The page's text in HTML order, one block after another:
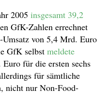
2005 insgesamt 39,2
GfK-Zahlen errechnet
von 5,4 Mrd. Euro
GfK selbst meldete
für die ersten sechs
für sämtliche
nicht nur Non-Food-